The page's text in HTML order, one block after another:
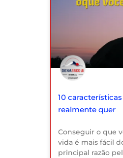
10
realmente quer
Conseguir o que
vida é mais fácil
principal razão